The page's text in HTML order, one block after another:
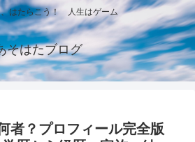
はたらこう！ 人生はゲーム
そはたブログ
者？プロフィール完全版